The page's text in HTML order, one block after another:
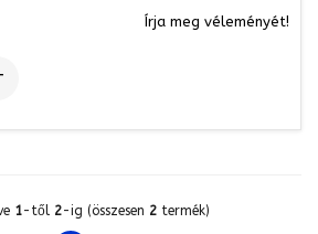
Írja meg véleményét!
1-től 2-ig (összesen 2 termék)